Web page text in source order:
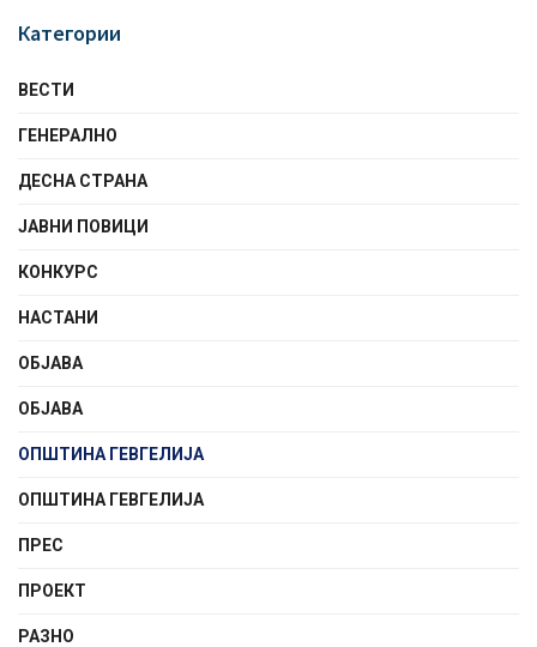
Категории
ВЕСТИ
ГЕНЕРАЛНО
ДЕСНА СТРАНА
ЈАВНИ ПОВИЦИ
КОНКУРС
НАСТАНИ
ОБЈАВА
ОБЈАВА
ОПШТИНА ГЕВГЕЛИЈА
ОПШТИНА ГЕВГЕЛИЈА
ПРЕС
ПРОЕКТ
РАЗНО